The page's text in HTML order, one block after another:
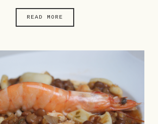
READ MORE